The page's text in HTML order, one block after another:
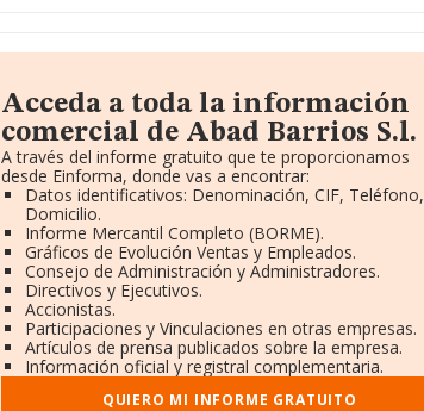
Acceda a toda la información
comercial de Abad Barrios S.l.
A través del informe gratuito que te proporcionamos
desde Einforma, donde vas a encontrar:
Datos identificativos: Denominación, CIF, Teléfono,
Domicilio.
Informe Mercantil Completo (BORME).
Gráficos de Evolución Ventas y Empleados.
Consejo de Administración y Administradores.
Directivos y Ejecutivos.
Accionistas.
Participaciones y Vinculaciones en otras empresas.
Artículos de prensa publicados sobre la empresa.
Información oficial y registral complementaria.
QUIERO MI INFORME GRATUITO